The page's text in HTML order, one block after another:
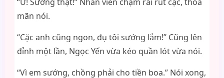
mãn nói.
“Cặc anh cũng ngon, đụ tôi sướng lắm!” Cũng lên
đỉnh một lần, Ngọc Yến vừa kéo quần lót vừa nói.
“Vì em sướng, chồng phải cho tiền boa.” Nói xong,